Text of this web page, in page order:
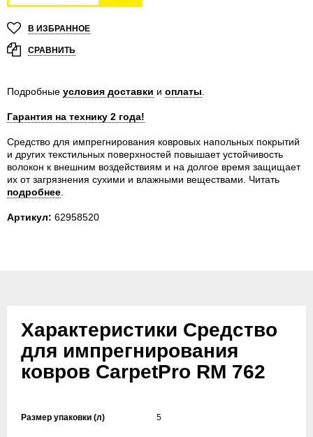
В ИЗБРАННОЕ
СРАВНИТЬ
Подробные условия доставки и оплаты
Гарантия на технику 2 года!
Средство для импрегнирования ковровых напольных покрытий
и других текстильных поверхностей повышает устойчивость
волокон к внешним воздействиям и на долгое время защищает
их от загрязнения сухими и влажными веществами.
Читать
подробнее
Артикул: 62958520
Характеристики Средство
для импрегнирования
ковров CarpetPro RM 762
Размер упаковки (л) 5